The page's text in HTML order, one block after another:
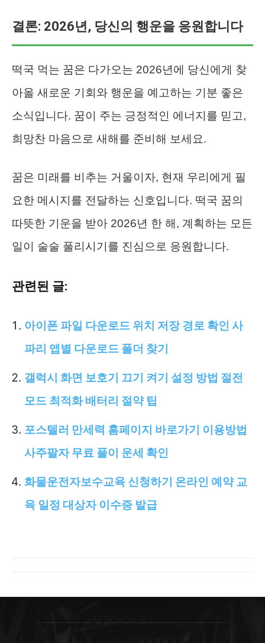
결론: 2026년, 당신의 행운을 응원합니다
떡국 먹는 꿈은 다가오는 2026년에 당신에게 찾
아올 새로운 기회와 행운을 예고하는 기분 좋은
소식입니다. 꿈이 주는 긍정적인 에너지를 믿고,
희망찬 마음으로 새해를 준비해 보세요.
꿈은 미래를 비추는 거울이자, 현재 우리에게 필
요한 메시지를 전달하는 신호입니다. 떡국 꿈의
따뜻한 기운을 받아 2026년 한 해, 계획하는 모든
일이 술술 풀리시기를 진심으로 응원합니다.
관련된 글:
아이폰 파일 다운로드 위치 저장 경로 확인 사
파리 앱별 다운로드 폴더 찾기
갤럭시 화면 보호기 끄기 켜기 설정 방법 절전
모드 최적화 배터리 절약 팁
포스텔러 만세력 홈페이지 바로가기 이용방법
사주팔자 무료 풀이 운세 확인
화물운전자보수교육 신청하기 온라인 예약 교
육 일정 대상자 이수증 발급